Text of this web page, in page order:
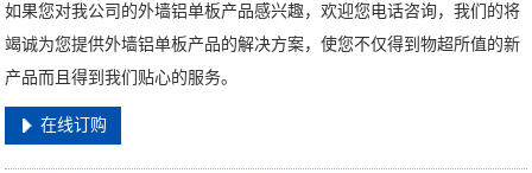
如果您对我公司的外墙铝单板产品感兴趣，欢迎您电话咨询，我们的将
竭诚为您提供外墙铝单板产品的解决方案，使您不仅得到物超所值的新
产品而且得到我们贴心的服务。
在线订购